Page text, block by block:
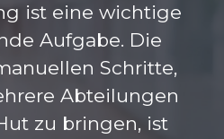
ist eine wichtige
Aufgabe. Die
Schritte,
Abteilungen
zu bringen, ist